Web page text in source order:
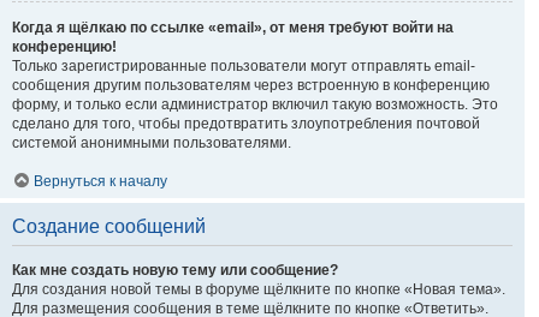
Когда я щёлкаю по ссылке «email», от меня требуют войти на
конференцию!
Только зарегистрированные пользователи могут отправлять email-
сообщения другим пользователям через встроенную в конференцию
форму, и только если администратор включил такую возможность. Это
сделано для того, чтобы предотвратить злоупотребления почтовой
системой анонимными пользователями.
Вернуться к началу
Создание сообщений
Как мне создать новую тему или сообщение?
Для создания новой темы в форуме щёлкните по кнопке «Новая тема».
Для размещения сообщения в теме щёлкните по кнопке «Ответить».